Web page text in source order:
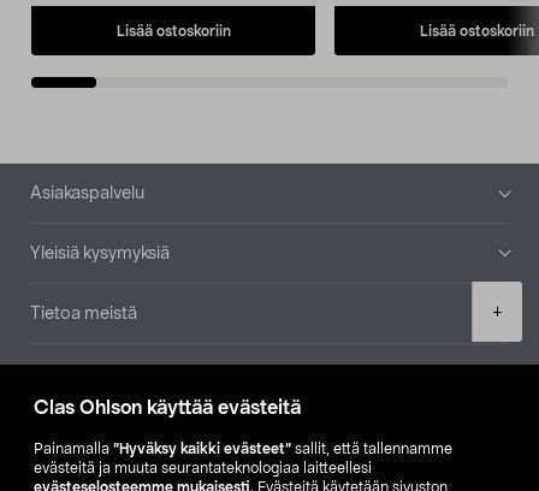
Clas Ohlson käyttää evästeitä
Painamalla ”Hyväksy kaikki evästeet” sallit, että tallennamme
evästeitä ja muuta seurantateknologiaa laitteellesi
evästeselosteemme mukaisesti. Evästeitä käytetään sivuston
+
Lisää ostoskoriin Lisää ostoskoriin
Alatunniste
Asiakaspalvelu
Yleisiä kysymyksiä
Tietoa meistä